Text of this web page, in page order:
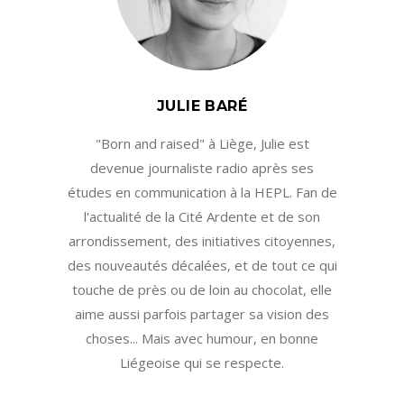
JULIE BARÉ
"Born and raised" à Liège, Julie est
devenue journaliste radio après ses
études en communication à la HEPL. Fan de
l'actualité de la Cité Ardente et de son
arrondissement, des initiatives citoyennes,
des nouveautés décalées, et de tout ce qui
touche de près ou de loin au chocolat, elle
aime aussi parfois partager sa vision des
choses... Mais avec humour, en bonne
Liégeoise qui se respecte.